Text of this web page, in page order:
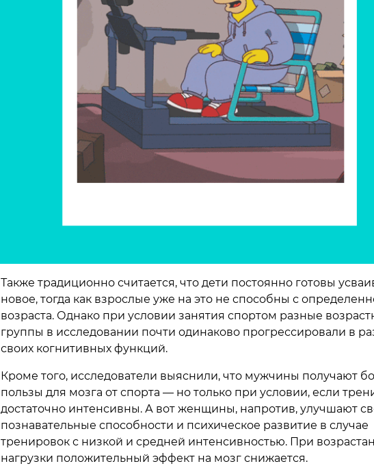
Также традиционно считается, что дети постоянно готовы
новое, тогда как взрослые уже на это не способны с
возраста. Однако при условии занятия спортом разные
группы в исследовании почти одинаково прогрессировали в
своих когнитивных функций.
Кроме того, исследователи выяснили, что мужчины получают
пользы для мозга от спорта — но только при условии, если
достаточно интенсивны. А вот женщины, напротив, улучшают
познавательные способности и психическое развитие в случае
тренировок с низкой и средней интенсивностью. При
нагрузки положительный эффект на мозг снижается.